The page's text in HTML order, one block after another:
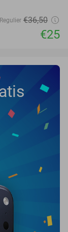
Regulier €36,50
€25